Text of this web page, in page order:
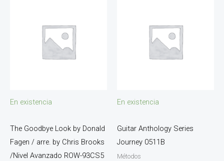
En existencia
The Goodbye Look by Donald
Fagen / arre. by Chris Brooks
/Nivel Avanzado ROW-93CS5
En existencia
Guitar Anthology Series
Journey 0511B
Métodos